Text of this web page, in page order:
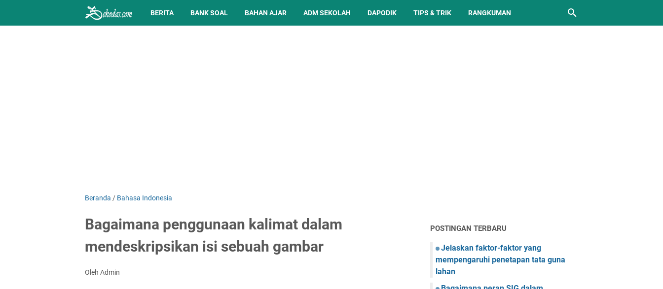
BERITA BANK SOAL BAHAN AJAR ADM SEKOLAH DAPODIK TIPS & TRIK RANGKUMAN
Beranda / Bahasa Indonesia
Bagaimana penggunaan kalimat dalam
mendeskripsikan isi sebuah gambar
Oleh Admin
POSTINGAN TERBARU
Jelaskan faktor-faktor yang
mempengaruhi penetapan tata guna
lahan